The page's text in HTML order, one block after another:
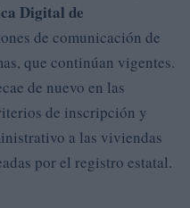
Digital de
de comunicación de
que continúan vigentes.
de nuevo en las
de inscripción y
a las viviendas
por el registro estatal.